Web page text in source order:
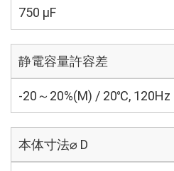
750 µF
静電容量許容差
-20～20%(M) / 20℃, 120Hz
本体寸法⌀ D